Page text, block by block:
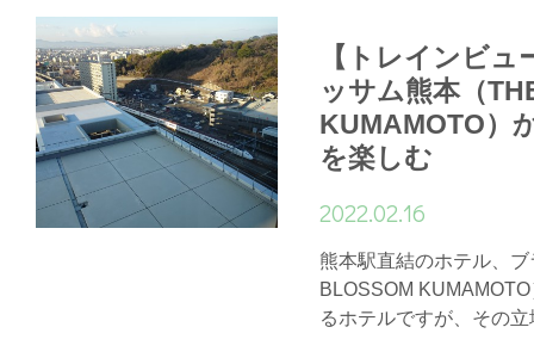
【トレインビ
ッサム熊本（
KUMAMOTO）
を楽しむ
2022.02.16
熊本駅直結のホテル、
BLOSSOM
るホテルですが、その